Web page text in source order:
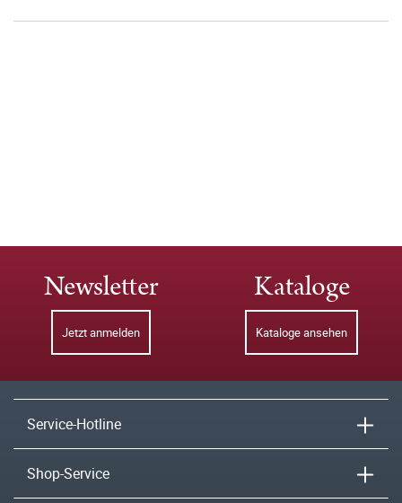
Newsletter
Jetzt anmelden
Kataloge
Kataloge ansehen
Service-Hotline
Shop-Service